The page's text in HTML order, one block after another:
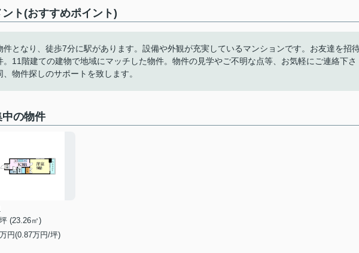
ト(おすすめポイント)
となり、徒歩7分に駅があります。設備や外観が充実しているマンションです。お友達を招
11階建ての建物で地域にマッチした物件。物件の見学やご不明な点等、お気軽にご連絡下さ
物件探しのサポートを致します。
の物件
(23.26㎡)
万円(0.87万円/坪)